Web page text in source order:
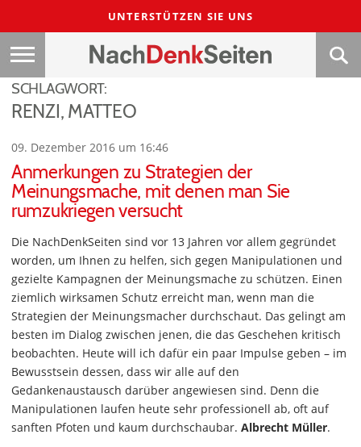
UNTERSTÜTZEN SIE UNS
SCHLAGWORT:
RENZI, MATTEO
09. Dezember 2016 um 16:46
Anmerkungen zu Strategien der
Meinungsmache, mit denen man Sie
rumzukriegen versucht
Die NachDenkSeiten sind vor 13 Jahren vor allem gegründet
worden, um Ihnen zu helfen, sich gegen Manipulationen und
gezielte Kampagnen der Meinungsmache zu schützen. Einen
ziemlich wirksamen Schutz erreicht man, wenn man die
Strategien der Meinungsmacher durchschaut. Das gelingt am
besten im Dialog zwischen jenen, die das Geschehen kritisch
beobachten. Heute will ich dafür ein paar Impulse geben – im
Bewusstsein dessen, dass wir alle auf den
Gedankenaustausch darüber angewiesen sind. Denn die
Manipulationen laufen heute sehr professionell ab, oft auf
sanften Pfoten und kaum durchschaubar. Albrecht Müller.